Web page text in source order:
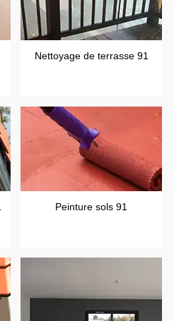
Nettoyage de terrasse 91
Peinture sols 91